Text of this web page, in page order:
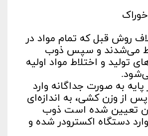
روش قبل که تمام مواد در
می‌شدند و سپس ذوب
تولید و اختلاط مواد اولیه
پایه به صورت جداگانه وارد
از وزن کشی، به اندازه‌ای
تعیین شده است ذوب
دستگاه اکسترودر شده و